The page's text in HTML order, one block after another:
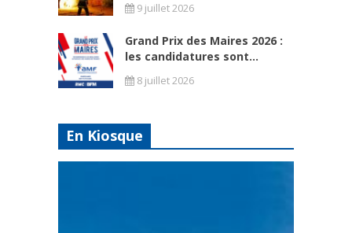
9 juillet 2026
Grand Prix des Maires 2026 :
les candidatures sont...
8 juillet 2026
En Kiosque